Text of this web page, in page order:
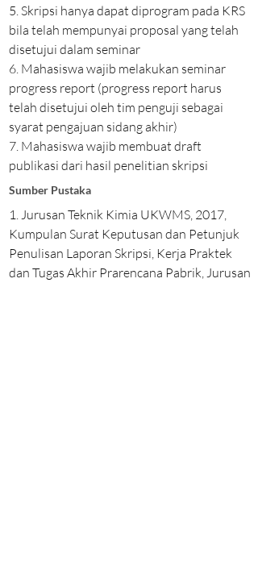
5. Skripsi hanya dapat diprogram pada KRS
bila telah mempunyai proposal yang telah
disetujui dalam seminar
6. Mahasiswa wajib melakukan seminar
progress report (progress report harus
telah disetujui oleh tim penguji sebagai
syarat pengajuan sidang akhir)
7. Mahasiswa wajib membuat draft
publikasi dari hasil penelitian skripsi
Sumber Pustaka
1. Jurusan Teknik Kimia UKWMS, 2017,
Kumpulan Surat Keputusan dan Petunjuk
Penulisan Laporan Skripsi, Kerja Praktek
dan Tugas Akhir Prarencana Pabrik, Jurusan